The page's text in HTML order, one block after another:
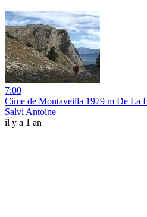
7:00
Cime de Montaveilla 1979 m De La
Salvi Antoine
il y a 1 an